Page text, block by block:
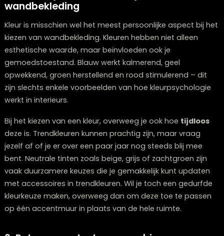
Denk bij je keuze aan jedagelijkse leefpatroon
jonge kinderen of huisdieren? Kies dan voor duurzame,
afwasbare materialen. Ben je gevoelig voor
Vermijd dan stoffige materialen zoals sommige
textielsoorten. Voor een badkamer of keuken is
wandpanelen voegen warmte toe maar vereisen
onderhoud dan bijvoorbeeld vinyl of keramische
5: Kies de juiste kleur voor je
wandbekleding
Kleur is misschien wel het meest persoonlijke aspect
kiezen van wandbekleding. Kleuren hebben niet alleen